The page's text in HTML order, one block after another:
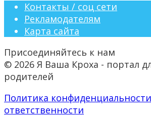
Контакты / соц сети
Рекламодателям
Карта сайта
Присоединяйтесь к нам
© 2026 Я Ваша Кроха - портал
родителей
Политика конфиденциальности
ответственности